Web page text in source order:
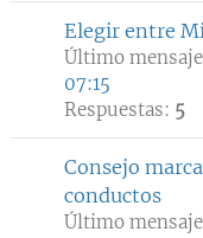
Elegir entre
Último
07:15
Respuestas: 5
Consejo
conductos
Último